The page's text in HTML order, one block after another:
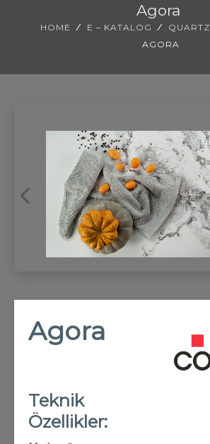
REFRANSLAR
İLETİŞİM
Agora
HOME E – KATALOG QUARTZ
AGORA
Agora
Teknik
Özellikler: